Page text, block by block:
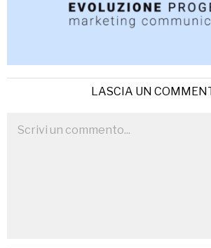
LASCIA UN